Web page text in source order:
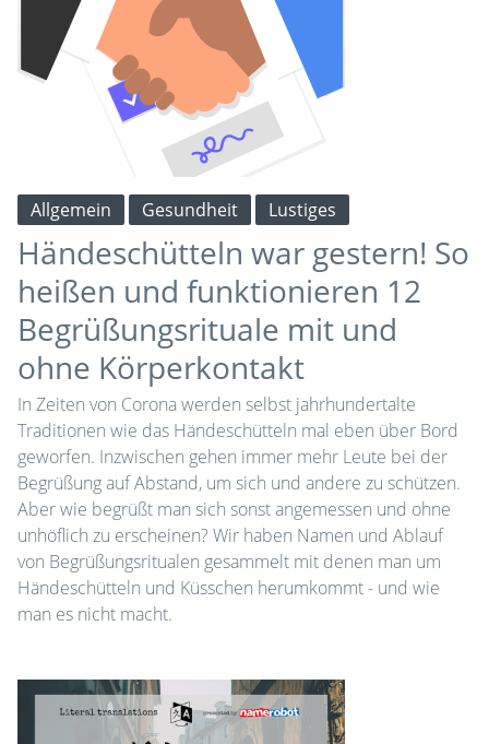
Allgemein Gesundheit Lustiges
Händeschütteln war gestern! So
heißen und funktionieren 12
Begrüßungsrituale mit und
ohne Körperkontakt
In Zeiten von Corona werden selbst jahrhundertalte
Traditionen wie das Händeschütteln mal eben über Bord
geworfen. Inzwischen gehen immer mehr Leute bei der
Begrüßung auf Abstand, um sich und andere zu schützen.
Aber wie begrüßt man sich sonst angemessen und ohne
unhöflich zu erscheinen? Wir haben Namen und Ablauf
von Begrüßungsritualen gesammelt mit denen man um
Händeschütteln und Küsschen herumkommt - und wie
man es nicht macht.